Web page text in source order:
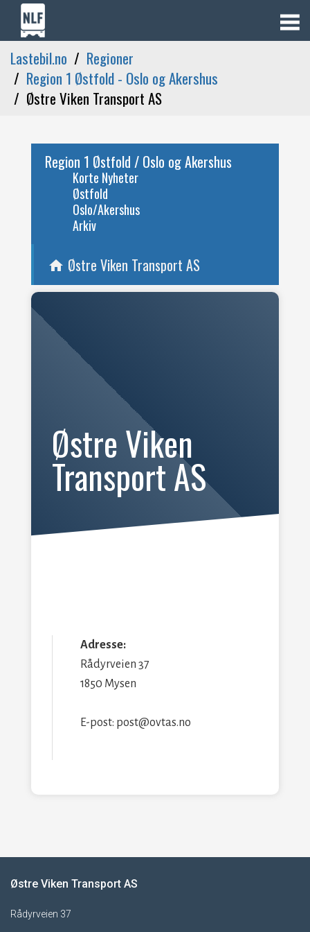
Lastebil.no
Regioner
Region 1 Østfold - Oslo og Akershus
Østre Viken Transport AS
Region 1 Østfold / Oslo og Akershus
Korte Nyheter
Østfold
Oslo/Akershus
Arkiv
home Østre Viken Transport AS
Østre Viken
Transport AS
Adresse:
Rådyrveien 37
1850 Mysen
E-post: post@ovtas.no
Østre Viken Transport AS
Rådyrveien 37